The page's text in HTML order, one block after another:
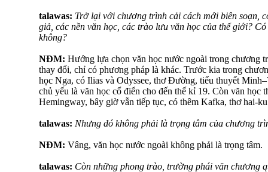
talawas: Trở lại với chương trình cải cách mới biên soạn,
giả, các nền văn học, các trào lưu văn học của thế giới?
không?
NĐM: Hướng lựa chọn văn học nước ngoài trong chương
thay đổi, chỉ có phương pháp là khác. Trước kia trong
học Nga, có Ilias và Odyssee, thơ Đường, tiểu thuyết
chủ yếu là văn học cổ điển cho đến thế kỉ 19. Còn văn học
Hemingway, bây giờ vẫn tiếp tục, có thêm Kafka, thơ hai-
talawas: Nhưng đó không phải là trọng tâm của chương
NĐM: Vâng, văn học nước ngoài không phải là trọng tâm.
talawas: Còn những phong trào, trường phái văn chương